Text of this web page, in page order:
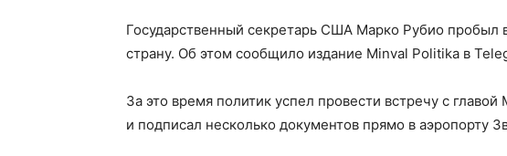
Государственный секретарь США Марко Рубио пробыл
страну. Об этом сообщило издание Minval Politika в
За это время политик успел провести встречу с
и подписал несколько документов прямо в аэропорту